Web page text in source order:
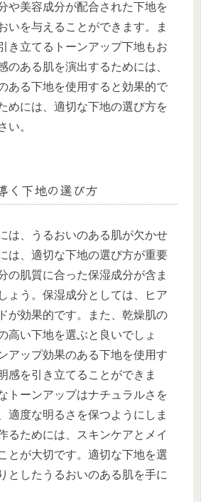
や美容成分が配合された下地を
いを与えることができます。ま
き立てるトーンアップ下地もお
のある肌を演出するためには、
ある下地を使用すると効果的で
めには、適切な下地の選び方を
い。
く下地の選び方
は、うるおいのある肌が欠かせ
は、適切な下地の選び方が重要
の肌質に合った保湿成分が含ま
ょう。保湿成分としては、ヒア
が効果的です。また、乾燥肌の
高い下地を選ぶと良いでしょ
アップ効果のある下地を使用す
感を引き立てることができま
トーンアップはナチュラルさを
適度な明るさを保つようにしま
るためには、スキンケアとメイ
とが大切です。適切な下地を選
としたうるおいのある肌を手に